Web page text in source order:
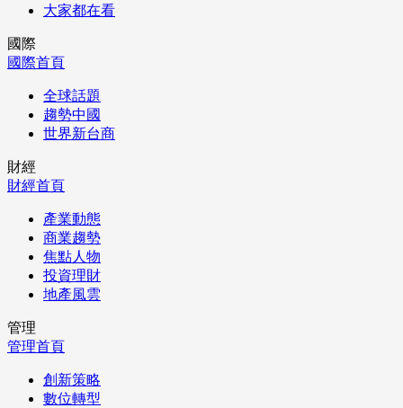
大家都在看
國際
國際首頁
全球話題
趨勢中國
世界新台商
財經
財經首頁
產業動態
商業趨勢
焦點人物
投資理財
地產風雲
管理
管理首頁
創新策略
數位轉型